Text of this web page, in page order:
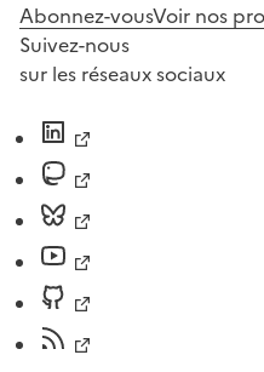
Abonnez-vousVoir nos
Suivez-nous
sur les réseaux sociaux